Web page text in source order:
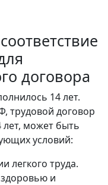
договора
14 лет.
трудовой договор
лет, может быть
условий:
легкого труда.
и